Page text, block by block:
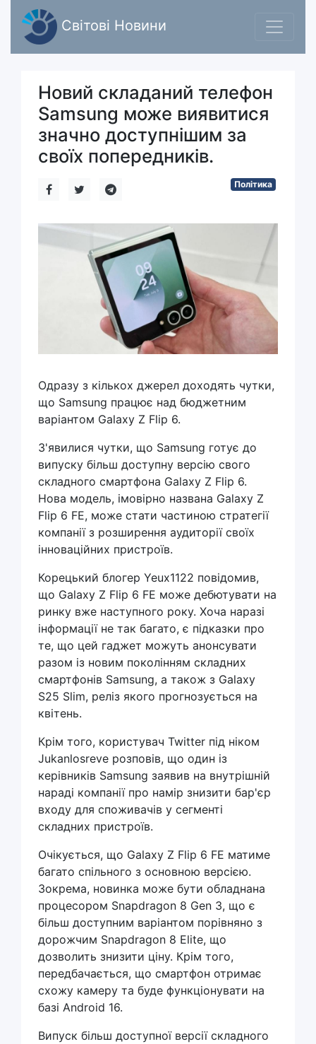
Світові Новини
Новий складаний телефон
Samsung може виявитися
значно доступнішим за
своїх попередників.
Політика
Одразу з кількох джерел доходять чутки,
що Samsung працює над бюджетним
варіантом Galaxy Z Flip 6.
З'явилися чутки, що Samsung готує до
випуску більш доступну версію свого
складного смартфона Galaxy Z Flip 6.
Нова модель, імовірно названа Galaxy Z
Flip 6 FE, може стати частиною стратегії
компанії з розширення аудиторії своїх
інноваційних пристроїв.
Корецький блогер Yeux1122 повідомив,
що Galaxy Z Flip 6 FE може дебютувати на
ринку вже наступного року. Хоча наразі
інформації не так багато, є підказки про
те, що цей гаджет можуть анонсувати
разом із новим поколінням складних
смартфонів Samsung, а також з Galaxy
S25 Slim, реліз якого прогнозується на
квітень.
Крім того, користувач Twitter під ніком
Jukanlosreve розповів, що один із
керівників Samsung заявив на внутрішній
нараді компанії про намір знизити бар'єр
входу для споживачів у сегменті
складних пристроїв.
Очікується, що Galaxy Z Flip 6 FE матиме
багато спільного з основною версією.
Зокрема, новинка може бути обладнана
процесором Snapdragon 8 Gen 3, що є
більш доступним варіантом порівняно з
дорожчим Snapdragon 8 Elite, що
дозволить знизити ціну. Крім того,
передбачається, що смартфон отримає
схожу камеру та буде функціонувати на
базі Android 16.
Випуск більш доступної версії складного